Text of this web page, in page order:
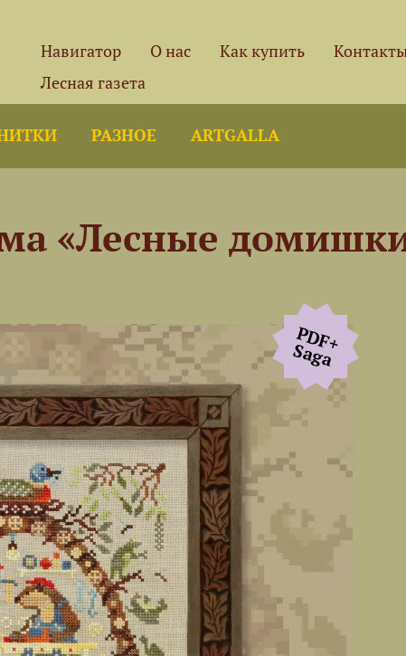
Навигатор О нас Как купить
Лесная газета
РАЗНОЕ ARTGALLA
«Лесные
PDF+
Saga